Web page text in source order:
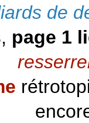
de
, page 1